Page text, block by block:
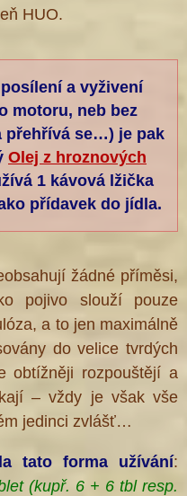
HUO.
a vyživení
motoru, neb bez
přehřívá se…) je pak
Olej z hroznových
1 kávová lžička
přídavek do jídla.
žádné příměsi,
pojivo slouží pouze
a to jen maximálně
do velice tvrdých
obtížněji rozpouštějí a
– vždy je však vše
jedinci zvlášť…
tato forma užívání:
(kupř. 6 + 6 tbl resp.